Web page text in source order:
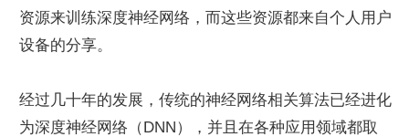
资源来训练深度神经网络，而这些资源都来自个人用户
设备的分享。
经过几十年的发展，传统的神经网络相关算法已经进化
为深度神经网络（DNN），并且在各种应用领域都取